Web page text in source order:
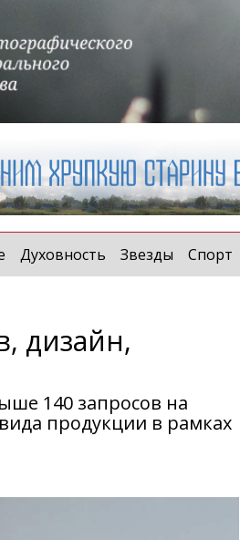
Духовность Звезды Спорт
дизайн,
140 запросов на
продукции в рамках